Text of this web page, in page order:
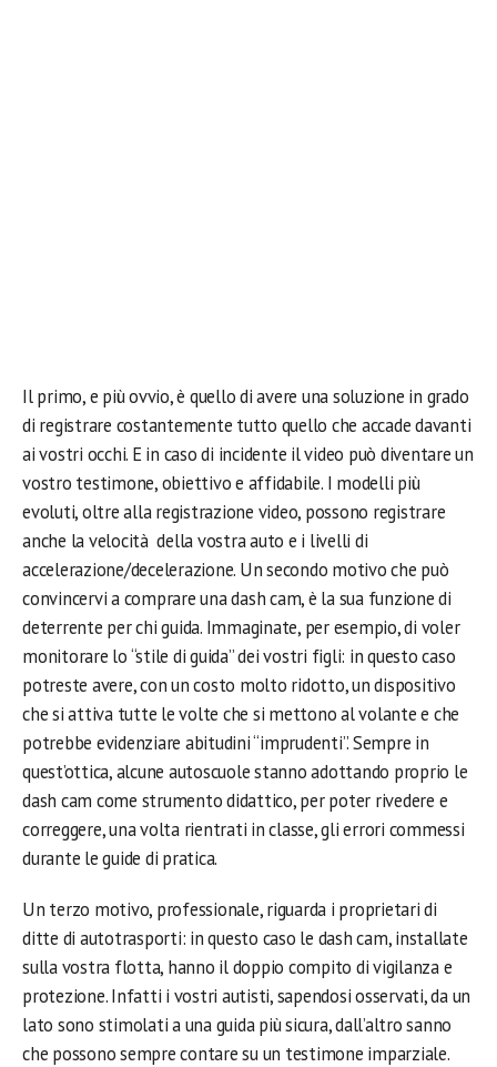
Il primo, e più ovvio, è quello di avere una soluzione in grado
di registrare costantemente tutto quello che accade davanti
ai vostri occhi. E in caso di incidente il video può diventare un
vostro testimone, obiettivo e affidabile. I modelli più
evoluti, oltre alla registrazione video, possono registrare
anche la velocità della vostra auto e i livelli di
accelerazione/decelerazione. Un secondo motivo che può
convincervi a comprare una dash cam, è la sua funzione di
deterrente per chi guida. Immaginate, per esempio, di voler
monitorare lo “stile di guida” dei vostri figli: in questo caso
potreste avere, con un costo molto ridotto, un dispositivo
che si attiva tutte le volte che si mettono al volante e che
potrebbe evidenziare abitudini “imprudenti”. Sempre in
quest’ottica, alcune autoscuole stanno adottando proprio le
dash cam come strumento didattico, per poter rivedere e
correggere, una volta rientrati in classe, gli errori commessi
durante le guide di pratica.
Un terzo motivo, professionale, riguarda i proprietari di
ditte di autotrasporti: in questo caso le dash cam, installate
sulla vostra flotta, hanno il doppio compito di vigilanza e
protezione. Infatti i vostri autisti, sapendosi osservati, da un
lato sono stimolati a una guida più sicura, dall’altro sanno
che possono sempre contare su un testimone imparziale.